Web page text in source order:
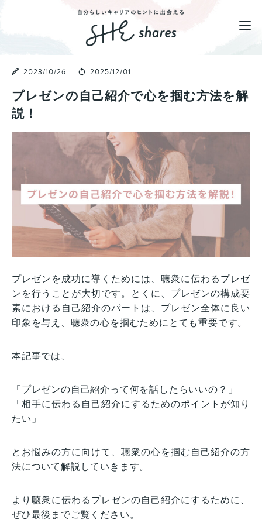
2023/10/26 2025/12/01
プレゼンの自己紹介で心を掴む方法を解
説！
プレゼンを成功に導くためには、聴衆に伝わるプレゼ
ンを行うことが大切です。とくに、プレゼンの構成要
素における自己紹介のパートは、プレゼン全体に良い
印象を与え、聴衆の心を掴むためにとても重要です。
本記事では、
「プレゼンの自己紹介って何を話したらいいの？」
「相手に伝わる自己紹介にするためのポイントが知り
たい」
とお悩みの方に向けて、聴衆の心を掴む自己紹介の方
法について解説していきます。
より聴衆に伝わるプレゼンの自己紹介にするために、
ぜひ最後までご覧ください。